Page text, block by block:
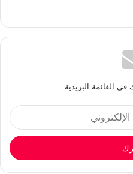
القائمة البريدية